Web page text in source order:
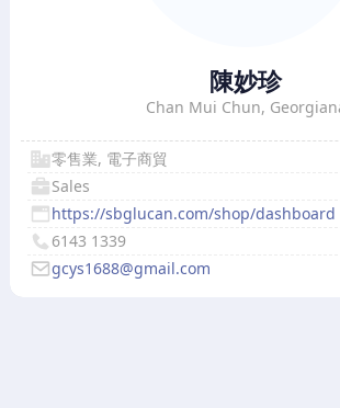
陳妙珍
Chan Mui Chun,
零售業, 電子商貿
Sales
https://sbglucan.com/shop/dashboard
6143 1339
gcys1688@gmail.com